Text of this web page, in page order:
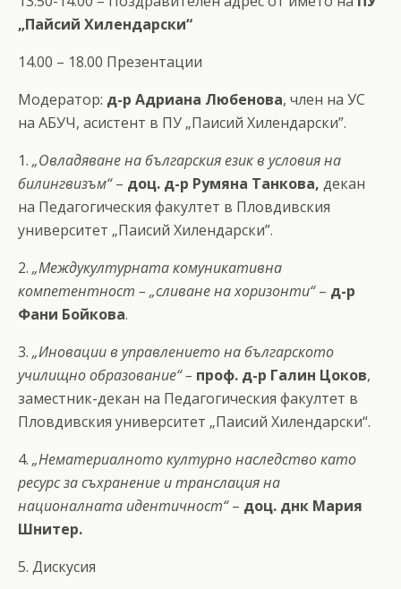
„Пайсий Хилендарски“
14.00 – 18.00 Презентации
Модератор: д-р Адриана Любенова, член на УС
на АБУЧ, асистент в ПУ „Паисий Хилендарски”.
1. „Овладяване на българския език в условия на
билингвизъм“– доц. д-р Румяна Танкова, декан
на Педагогическия факултет в Пловдивския
университет „Паисий Хилендарски”.
2. „Междукултурната комуникативна
компетентност – „сливане на хоризонти“– д-р
Фани Бойкова.
3. „Иновации в управлението на българското
училищно образование“ – проф. д-р Галин Цоков,
заместник-декан на Педагогическия факултет в
Пловдивския университет „Паисий Хилендарски“.
4. „Нематериалното културно наследство като
ресурс за съхранение и транслация на
националната идентичност“– доц. днк Мария
Шнитер.
5. Дискусия